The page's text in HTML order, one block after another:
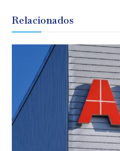
Relacionados